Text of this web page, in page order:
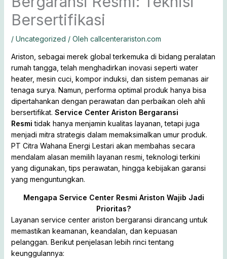
Bersertifikasi
/ Uncategorized / Oleh callcenterariston.com
Ariston, sebagai merek global terkemuka di bidang peralatan
rumah tangga, telah menghadirkan inovasi seperti water
heater, mesin cuci, kompor induksi, dan sistem pemanas air
tenaga surya. Namun, performa optimal produk hanya bisa
dipertahankan dengan perawatan dan perbaikan oleh ahli
bersertifikat. Service Center Ariston Bergaransi
Resmi tidak hanya menjamin kualitas layanan, tetapi juga
menjadi mitra strategis dalam memaksimalkan umur produk.
PT Citra Wahana Energi Lestari akan membahas secara
mendalam alasan memilih layanan resmi, teknologi terkini
yang digunakan, tips perawatan, hingga kebijakan garansi
yang menguntungkan.
Mengapa Service Center Resmi Ariston Wajib Jadi
Prioritas?
Layanan service center ariston bergaransi dirancang untuk
memastikan keamanan, keandalan, dan kepuasan
pelanggan. Berikut penjelasan lebih rinci tentang
keunggulannya: